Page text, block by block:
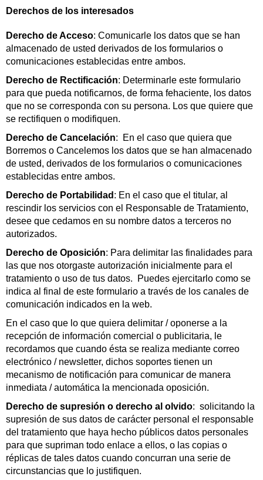
Derechos de los interesados
Derecho de Acceso: Comunicarle los datos que se han
almacenado de usted derivados de los formularios o
comunicaciones establecidas entre ambos.
Derecho de Rectificación: Determinarle este formulario
para que pueda notificarnos, de forma fehaciente, los datos
que no se corresponda con su persona. Los que quiere que
se rectifiquen o modifiquen.
Derecho de Cancelación: En el caso que quiera que
Borremos o Cancelemos los datos que se han almacenado
de usted, derivados de los formularios o comunicaciones
establecidas entre ambos.
Derecho de Portabilidad : En el caso que el titular, al
rescindir los servicios con el Responsable de Tratamiento,
desee que cedamos en su nombre datos a terceros no
autorizados.
Derecho de Oposición: Para delimitar las finalidades para
las que nos otorgaste autorización inicialmente para el
tratamiento o uso de tus datos. Puedes ejercitarlo como se
indica al final de este formulario a través de los canales de
comunicación indicados en la web.
En el caso que lo que quiera delimitar / oponerse a la
recepción de información comercial o publicitaria, le
recordamos que cuando ésta se realiza mediante correo
electrónico / newsletter, dichos soportes tienen un
mecanismo de notificación para comunicar de manera
inmediata / automática la mencionada oposición.
Derecho de supresión o derecho al olvido: solicitando la
supresión de sus datos de carácter personal el responsable
del tratamiento que haya hecho públicos datos personales
para que supriman todo enlace a ellos, o las copias o
réplicas de tales datos cuando concurran una serie de
circunstancias que lo justifiquen.